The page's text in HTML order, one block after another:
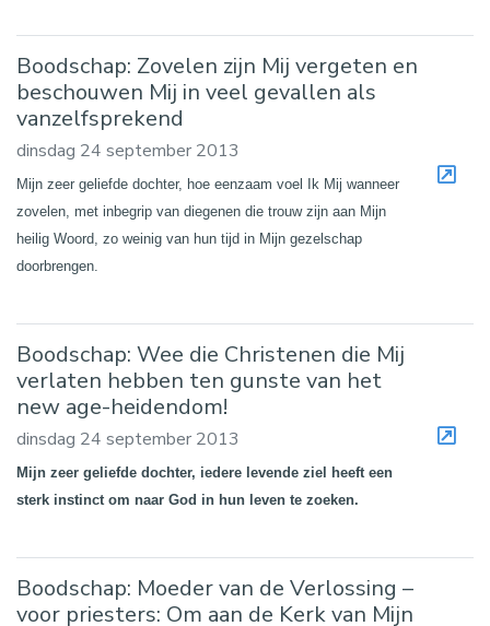
Boodschap: Zovelen zijn Mij vergeten en
beschouwen Mij in veel gevallen als
vanzelfsprekend
dinsdag 24 september 2013
Mijn zeer geliefde dochter, hoe eenzaam voel Ik Mij wanneer
zovelen, met inbegrip van diegenen die trouw zijn aan Mijn
heilig Woord, zo weinig van hun tijd in Mijn gezelschap
doorbrengen.
Boodschap: Wee die Christenen die Mij
verlaten hebben ten gunste van het
new age-heidendom!
dinsdag 24 september 2013
Mijn zeer geliefde dochter, iedere levende ziel heeft een
sterk instinct om naar God in hun leven te zoeken.
Boodschap: Moeder van de Verlossing –
voor priesters: Om aan de Kerk van Mijn